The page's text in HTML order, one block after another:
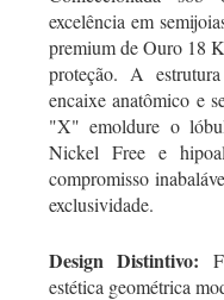
excelência em
premium de Ouro 18
proteção. A
encaixe anatômico e
"X" emoldure o
Nickel Free e
compromisso
exclusividade.
Design Distintivo:
estética geométrica